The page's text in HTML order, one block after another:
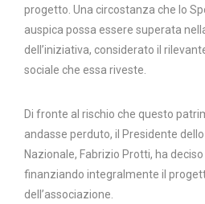
progetto. Una circostanza che lo
auspica possa essere superata
dell’iniziativa, considerato il
sociale che essa riveste.
Di fronte al rischio che questo
andasse perduto, il Presidente
Nazionale, Fabrizio Protti, ha
finanziando integralmente il
dell’associazione.